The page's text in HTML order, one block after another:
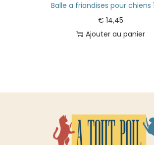
Balle a friandises pour chiens
€ 14,45
Ajouter au panier